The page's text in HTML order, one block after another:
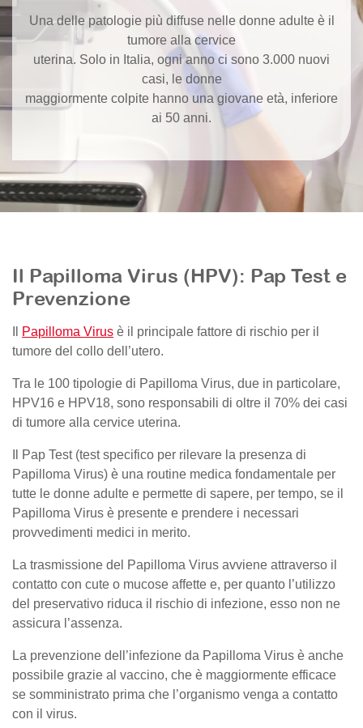
Una delle patologie più diffuse nelle donne adulte è il
tumore alla cervice
uterina. Solo in Italia, ogni anno ci sono 3.000 nuovi
casi, le donne
maggiormente colpite hanno una giovane età, inferiore
ai 50 anni.
Il Papilloma Virus (HPV): Pap Test e
Prevenzione
Papilloma Virus è il principale fattore di rischio per il
tumore del collo dell’utero.
Tra le 100 tipologie di Papilloma Virus, due in particolare,
HPV16 e HPV18, sono responsabili di oltre il 70% dei casi
di tumore alla cervice uterina.
Il Pap Test (test specifico per rilevare la presenza di
Papilloma Virus) è una routine medica fondamentale per
tutte le donne adulte e permette di sapere, per tempo, se il
Papilloma Virus è presente e prendere i necessari
provvedimenti medici in merito.
La trasmissione del Papilloma Virus avviene attraverso il
contatto con cute o mucose affette e, per quanto l’utilizzo
del preservativo riduca il rischio di infezione, esso non ne
assicura l’assenza.
La prevenzione dell’infezione da Papilloma Virus è anche
possibile grazie al vaccino, che è maggiormente efficace
se somministrato prima che l’organismo venga a contatto
con il virus.